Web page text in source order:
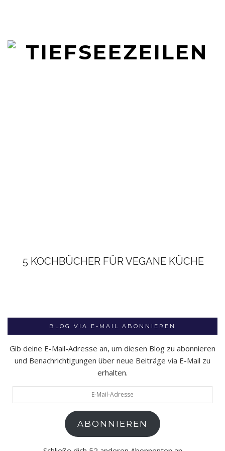
5 KOCHBÜCHER FÜR VEGANE KÜCHE
BLOG VIA E-MAIL ABONNIEREN
Gib deine E-Mail-Adresse an, um diesen Blog zu abonnieren
und Benachrichtigungen über neue Beiträge via E-Mail zu
erhalten.
Mail-
ABONNIEREN